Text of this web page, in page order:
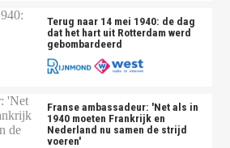
Terug naar 14 mei 1940: de dag
dat het hart uit Rotterdam werd
gebombardeerd
Franse ambassadeur: 'Net als in
1940 moeten Frankrijk en
Nederland nu samen de strijd
voeren'